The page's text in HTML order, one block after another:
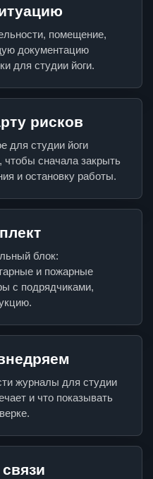
помещение,
документацию
для студии йоги.
рисков
для студии йоги
чтобы сначала закрыть
и остановку работы.
блок:
и пожарные
с подрядчиками,
журналы для студии
и что показывать